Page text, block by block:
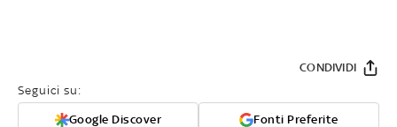
Seguici su:
Google Discover Fonti Preferite
CONDIVIDI